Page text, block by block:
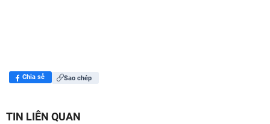
Chia sẻ Sao chép
TIN LIÊN QUAN